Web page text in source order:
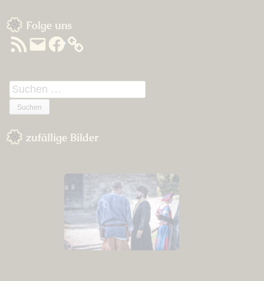
Sidebar
Folge uns
RSS-
Feed
E-
Mail
Facebook
Suchen
nach:
zufällige Bilder